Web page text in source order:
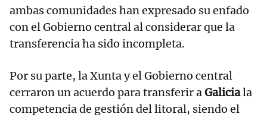
ambas comunidades han expresado su enfado
con el Gobierno central al considerar que la
transferencia ha sido incompleta.
Por su parte, la Xunta y el Gobierno central
cerraron un acuerdo para transferir aGaliciala
competencia de gestión del litoral, siendo el